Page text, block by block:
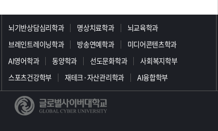
뇌기반상담심리학과 명상치료학과
뇌교육학과
브레인트레이닝학과
방송연예학과
미디어콘텐츠학과
AI영어학과
동양학과 선도문화학과
사회복지학부
스포츠건강학부
재테크·자산관리학과 AI융합학부